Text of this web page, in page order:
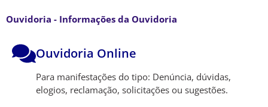
Ouvidoria - Informações da Ouvidoria
Ouvidoria Online
Para manifestações do tipo: Denúncia, dúvidas,
elogios, reclamação, solicitações ou sugestões.